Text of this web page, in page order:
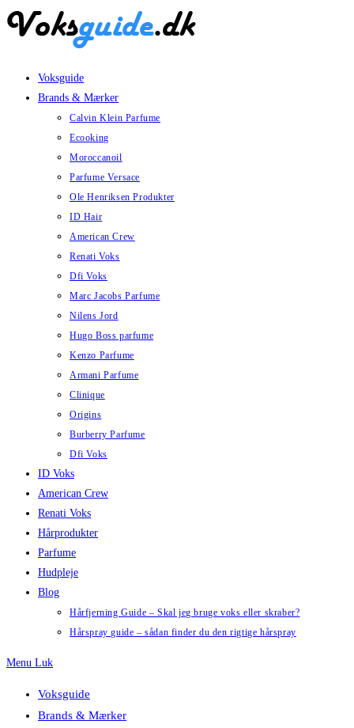
Skip
Voksguide
Brands & Mærker
Calvin Klein Parfume
Ecooking
Moroccanoil
Parfume Versace
Ole Henriksen Produkter
ID Hair
American Crew
Renati Voks
Dfi Voks
Marc Jacobs Parfume
Nilens Jord
Hugo Boss parfume
Kenzo Parfume
Armani Parfume
Clinique
Origins
Burberry Parfume
Dfi Voks
ID Voks
American Crew
Renati Voks
Hårprodukter
Parfume
Hudpleje
Blog
Hårfjerning Guide – Skal jeg bruge voks eller skraber?
Hårspray guide – sådan finder du den rigtige hårspray
Menu Luk
Voksguide
Brands & Mærker